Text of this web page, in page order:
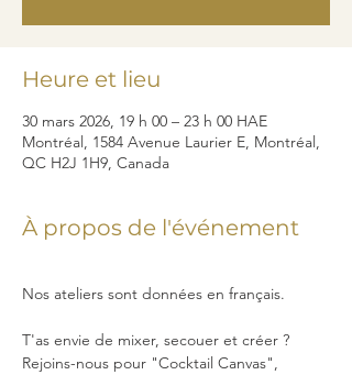
Heure et lieu
30 mars 2026, 19 h 00 – 23 h 00 HAE
Montréal, 1584 Avenue Laurier E, Montréal,
QC H2J 1H9, Canada
À propos de l'événement
Nos ateliers sont données en français.
T'as envie de mixer, secouer et créer ?
Rejoins-nous pour "Cocktail Canvas",